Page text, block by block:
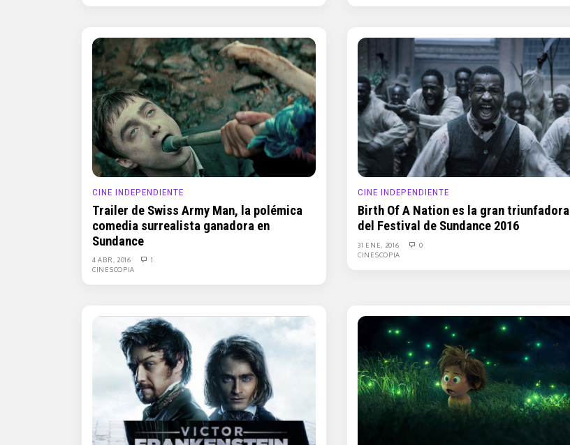
CINE INDEPENDIENTE
Trailer de Swiss Army Man, la polémica
comedia surrealista ganadora en
Sundance
4 ABR, 2016
1
CINESCOPIA
CINE INDEPENDIENTE
Birth Of A Nation es la gran triunfadora
del Festival de Sundance 2016
31 ENE, 2016
0
CINESCOPIA